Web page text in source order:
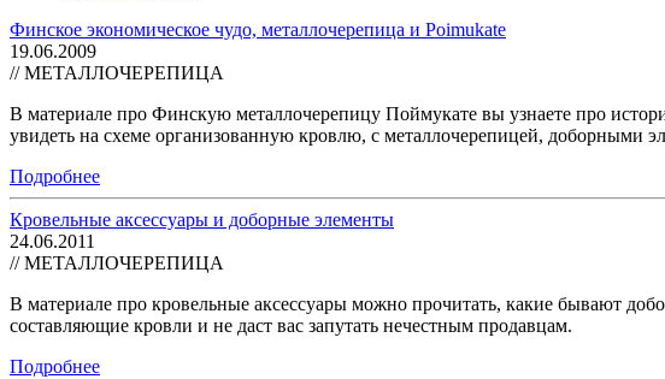
Финское экономическое чудо, металлочерепица и Poimukate
19.06.2009
// МЕТАЛЛОЧЕРЕПИЦА
В материале про Финскую металлочерепицу Поймукате вы узнаете про
увидеть на схеме организованную кровлю, с металлочерепицей, доборными
Подробнее
Кровельные аксессуары и доборные элементы
24.06.2011
// МЕТАЛЛОЧЕРЕПИЦА
В материале про кровельные аксессуары можно прочитать, какие бывают
составляющие кровли и не даст вас запутать нечестным продавцам.
Подробнее